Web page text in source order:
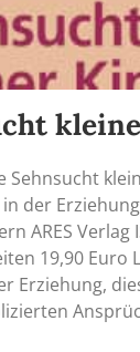
Sehnsucht
der Erziehung
ARES Verlag
19,90 Euro
Erziehung,